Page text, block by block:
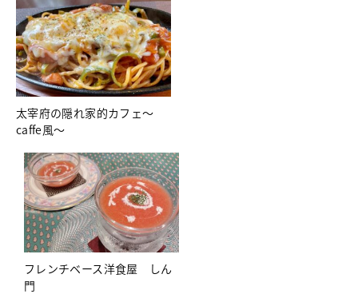
太宰府の隠れ家的カフェ～
caffe風～
フレンチベース洋食屋 しん
門